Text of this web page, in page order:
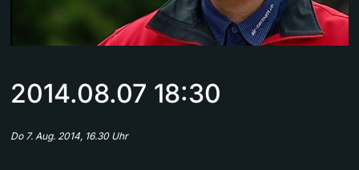
2014.08.07 18:30
Do 7. Aug. 2014, 16.30 Uhr